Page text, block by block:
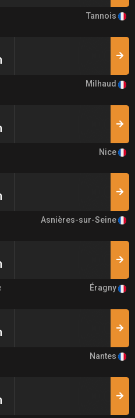
Tannois
Milhaud
Nice
Asnières-sur-Seine
Éragny
Nantes